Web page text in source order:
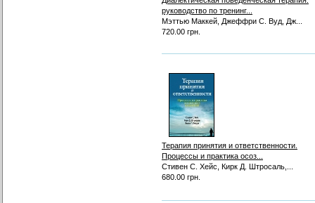
руководство по тренинг...
Мэттью Маккей, Джеффри С. Вуд, Дж...
720.00 грн.
Терапия принятия и ответственности.
Процессы и практика осоз...
Стивен С. Хейс, Кирк Д. Штросаль,...
680.00 грн.